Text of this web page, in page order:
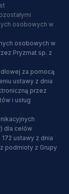
osobowych w
osobowych w
Pryzmat sp. z
za pomocą
ustawy z dnia
przez
i usług
dla celów
ustawy z dnia
podmioty z Grupy